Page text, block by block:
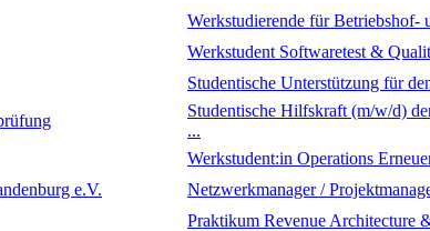
Werkstudierende für Betriebshof-
Werkstudent Softwaretest &
Studentische Unterstützung für
Studentische Hilfskraft (m/w/d)
...
Werkstudent:in Operations
e.V. Netzwerkmanager /
Praktikum Revenue Architecture